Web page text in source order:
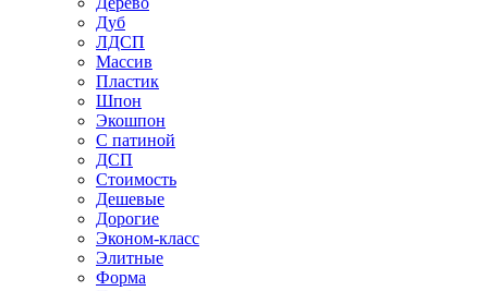
Дуб
ЛДСП
Массив
Пластик
Шпон
Экошпон
С патиной
ДСП
Стоимость
Дешевые
Дорогие
Эконом-класс
Элитные
Форма